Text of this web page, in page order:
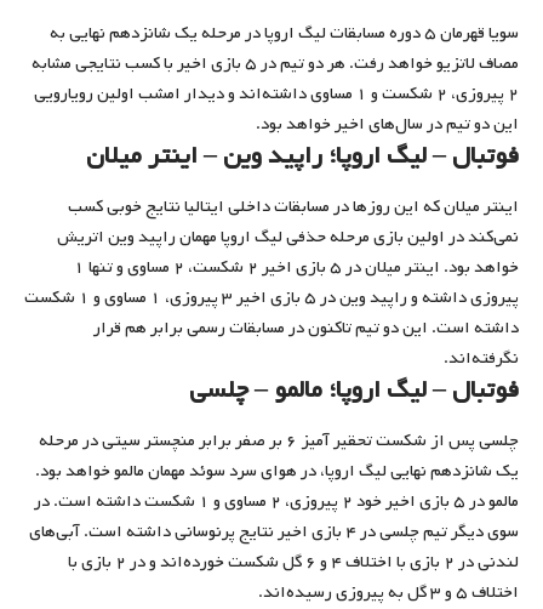
سویا قهرمان ۵ دوره مسابقات لیگ اروپا در مرحله یک شانزدهم نهایی به
مصاف لاتزیو خواهد رفت. هر دو تیم در ۵ بازی اخیر با کسب نتایجی مشابه
۲ پیروزی، ۲ شکست و ۱ مساوی داشته‌اند و دیدار امشب اولین رویارویی
این دو تیم در سال‌های اخیر خواهد بود.
فوتبال – لیگ اروپا‌؛ راپید وین – اینتر میلان
اینتر میلان که این روزها در مسابقات داخلی ایتالیا نتایج خوبی کسب
نمی‌کند در اولین بازی مرحله حذفی لیگ اروپا مهمان راپید وین اتریش
خواهد بود. اینتر میلان در ۵ بازی اخیر ۲ شکست، ۲ مساوی و تنها ۱
پیروزی داشته و راپید وین در ۵ بازی اخیر ۳ پیروزی، ۱ مساوی و ۱ شکست
داشته است. این دو تیم تاکنون در مسابقات رسمی برابر هم قرار
نگرفته‌اند.
فوتبال – لیگ اروپا‌؛ مالمو – چلسی
چلسی پس از شکست تحقیر آمیز ۶ بر صفر برابر منچستر سیتی در مرحله
یک شانزدهم نهایی لیگ اروپا، در هوای سرد سوئد مهمان مالمو خواهد بود.
مالمو در ۵ بازی اخیر خود ۲ پیروزی، ۲ مساوی و ۱ شکست داشته است. در
سوی دیگر تیم چلسی در ۴ بازی اخیر نتایج پرنوسانی داشته است. آبی‌های
لندنی در ۲ بازی با اختلاف ۴ و ۶ گل شکست خورده‌اند و در ۲ بازی با
اختلاف ۵ و ۳ گل به پیروزی رسیده‌اند.